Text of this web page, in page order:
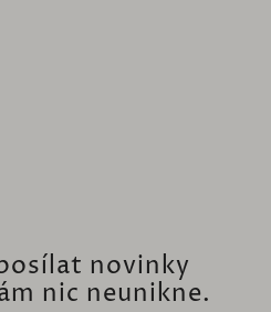
novinky
nic neunikne.